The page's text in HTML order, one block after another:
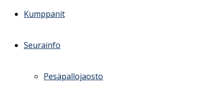
Kumppanit
Seurainfo
Pesäpallojaosto